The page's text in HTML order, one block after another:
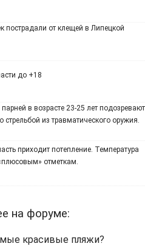
пострадали от клещей в Липецкой
до +18
в возрасте 23-25 лет подозревают
стрельбой из травматического оружия.
приходит потепление. Температура
отметкам.
на форуме:
красивые пляжи?